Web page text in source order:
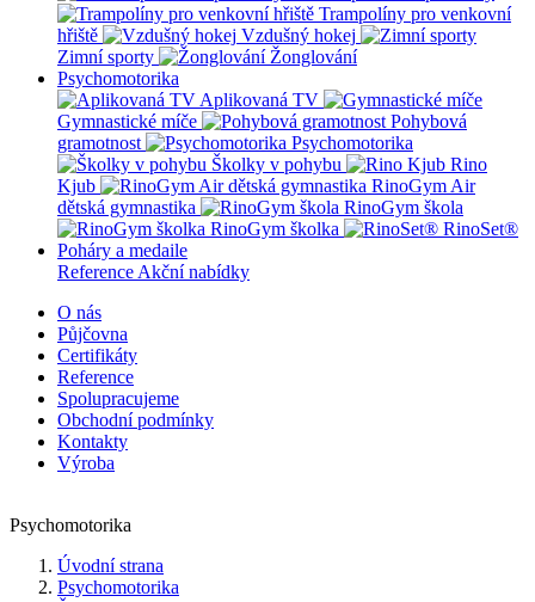
Trampolíny pro venkovní
hřiště
Vzdušný hokej
Zimní sporty
Žonglování
Psychomotorika
Aplikovaná TV
Gymnastické míče
Pohybová
gramotnost
Psychomotorika
Školky v pohybu
Rino
Kjub
RinoGym Air
dětská gymnastika
RinoGym škola
RinoGym školka
RinoSet®
Poháry a medaile
Reference Akční nabídky
O nás
Půjčovna
Certifikáty
Reference
Spolupracujeme
Obchodní podmínky
Kontakty
Výroba
Psychomotorika
Úvodní strana
Psychomotorika